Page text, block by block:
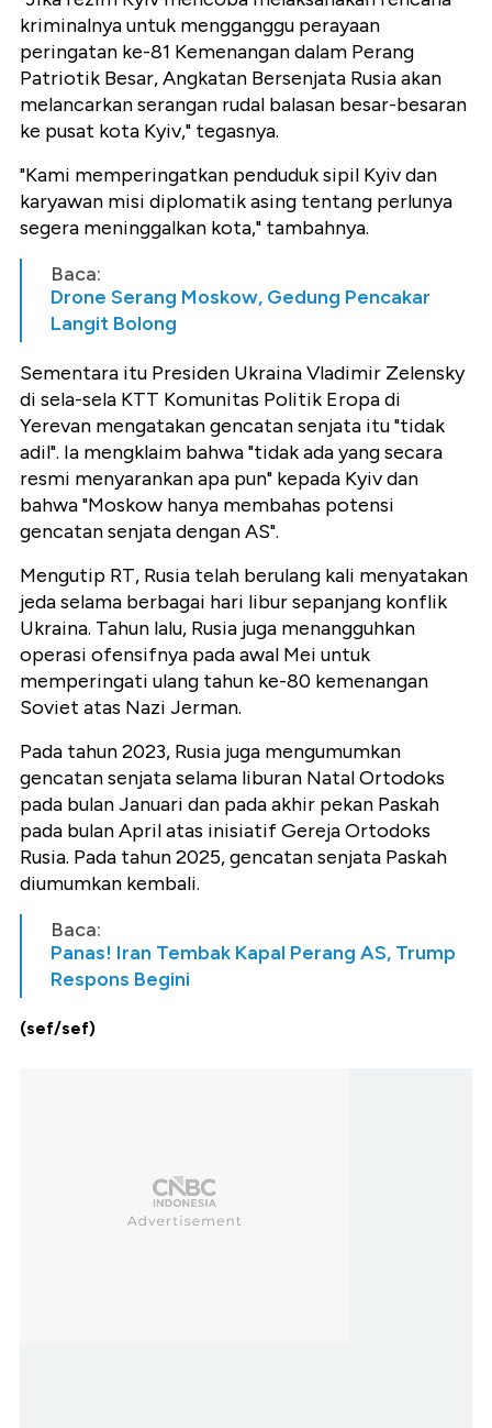
kriminalnya untuk mengganggu perayaan
peringatan ke-81 Kemenangan dalam Perang
Patriotik Besar, Angkatan Bersenjata Rusia akan
melancarkan serangan rudal balasan besar-besaran
ke pusat kota Kyiv," tegasnya.
"Kami memperingatkan penduduk sipil Kyiv dan
karyawan misi diplomatik asing tentang perlunya
segera meninggalkan kota," tambahnya.
Baca:
Drone Serang Moskow, Gedung Pencakar
Langit Bolong
Sementara itu Presiden Ukraina Vladimir Zelensky
di sela-sela KTT Komunitas Politik Eropa di
Yerevan mengatakan gencatan senjata itu "tidak
adil". Ia mengklaim bahwa "tidak ada yang secara
resmi menyarankan apa pun" kepada Kyiv dan
bahwa "Moskow hanya membahas potensi
gencatan senjata dengan AS".
Mengutip RT, Rusia telah berulang kali menyatakan
jeda selama berbagai hari libur sepanjang konflik
Ukraina. Tahun lalu, Rusia juga menangguhkan
operasi ofensifnya pada awal Mei untuk
memperingati ulang tahun ke-80 kemenangan
Soviet atas Nazi Jerman.
Pada tahun 2023, Rusia juga mengumumkan
gencatan senjata selama liburan Natal Ortodoks
pada bulan Januari dan pada akhir pekan Paskah
pada bulan April atas inisiatif Gereja Ortodoks
Rusia. Pada tahun 2025, gencatan senjata Paskah
diumumkan kembali.
Baca:
Panas! Iran Tembak Kapal Perang AS, Trump
Respons Begini
(sef/sef)